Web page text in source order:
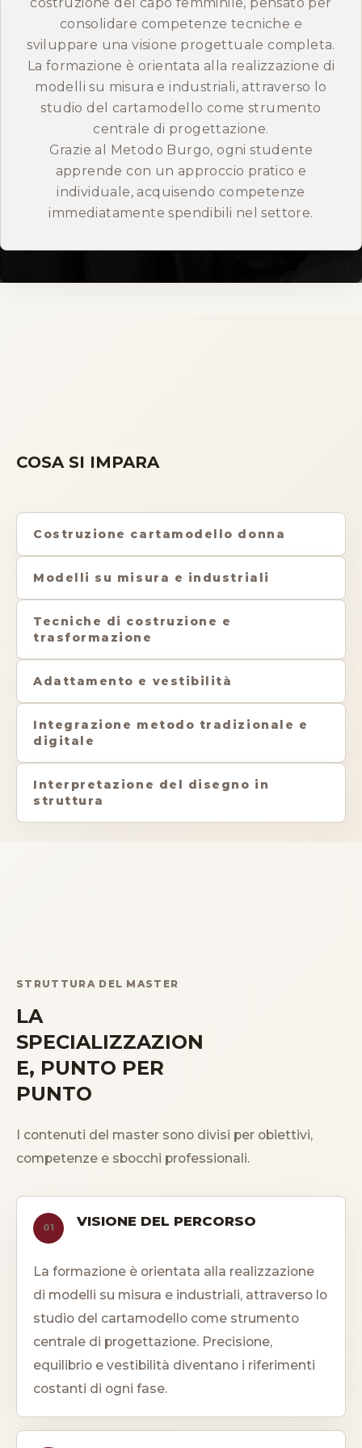
ENGLISH
consolidare competenze tecniche e
sviluppare una visione progettuale completa.
La formazione è orientata alla realizzazione di
modelli su misura e industriali, attraverso lo
studio del cartamodello come strumento
centrale di progettazione.
Grazie al Metodo Burgo, ogni studente
apprende con un approccio pratico e
individuale, acquisendo competenze
immediatamente spendibili nel settore.
COSA SI IMPARA
Costruzione cartamodello donna
Modelli su misura e industriali
Tecniche di costruzione e
trasformazione
Adattamento e vestibilità
Integrazione metodo tradizionale e
digitale
Interpretazione del disegno in
struttura
STRUTTURA DEL MASTER
LA
SPECIALIZZAZION
E, PUNTO PER
PUNTO
I contenuti del master sono divisi per obiettivi,
competenze e sbocchi professionali.
01 VISIONE DEL PERCORSO
La formazione è orientata alla realizzazione
di modelli su misura e industriali, attraverso lo
studio del cartamodello come strumento
centrale di progettazione. Precisione,
equilibrio e vestibilità diventano i riferimenti
costanti di ogni fase.